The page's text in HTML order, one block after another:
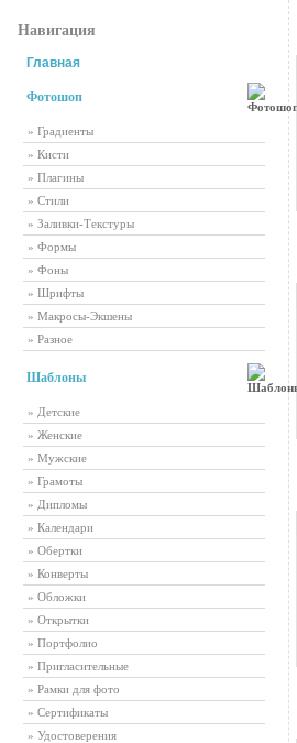
Навигация
Главная
Фотошоп
» Градиенты
» Кисти
» Плагины
» Стили
» Заливки-Текстуры
» Формы
» Фоны
» Шрифты
» Макросы-Экшены
» Разное
Шаблоны
» Детские
» Женские
» Мужские
» Грамоты
» Дипломы
» Календари
» Обертки
» Конверты
» Обложки
» Открытки
» Портфолио
» Пригласительные
» Рамки для фото
» Сертификаты
» Удостоверения